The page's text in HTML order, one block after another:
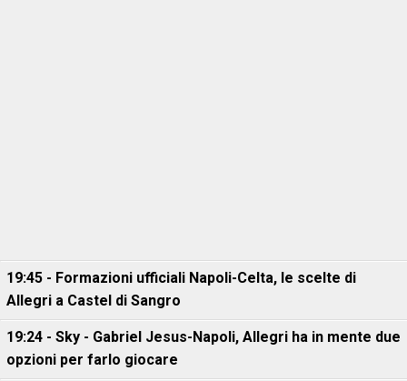
19:45 - Formazioni ufficiali Napoli-Celta, le scelte di
Allegri a Castel di Sangro
19:24 - Sky - Gabriel Jesus-Napoli, Allegri ha in mente due
opzioni per farlo giocare